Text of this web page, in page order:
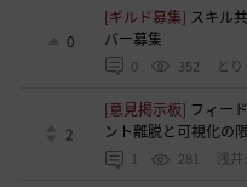
0
[ギルド募集] スキル
バー募集
0 352 とり
2
[意見掲示板] フィー
ント離脱と可視化の
1 281 浅